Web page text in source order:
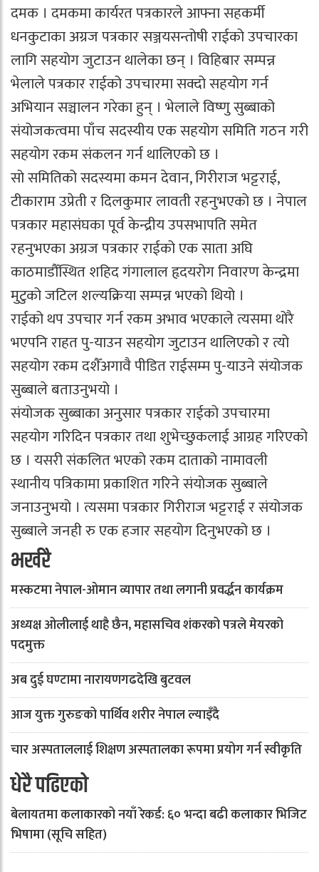
दमक । दमकमा कार्यरत पत्रकारले आफ्ना सहकर्मी
धनकुटाका अग्रज पत्रकार सञ्जयसन्तोषी राईको उपचारका
लागि सहयोग जुटाउन थालेका छन् । विहिबार सम्पन्न
भेलाले पत्रकार राईको उपचारमा सक्दो सहयोग गर्न
अभियान सञ्चालन गरेका हुन् । भेलाले विष्णु सुब्बाको
संयोजकत्वमा पाँच सदस्यीय एक सहयोग समिति गठन गरी
सहयोग रकम संकलन गर्न थालिएको छ ।
सो समितिको सदस्यमा कमन देवान, गिरीराज भट्टराई,
टीकाराम उप्रेती र दिलकुमार लावती रहनुभएको छ । नेपाल
पत्रकार महासंघका पूर्व केन्द्रीय उपसभापति समेत
रहनुभएका अग्रज पत्रकार राईको एक साता अघि
काठमाडौँस्थित शहिद गंगालाल हृदयरोग निवारण केन्द्रमा
मुटुको जटिल शल्यक्रिया सम्पन्न भएको थियो ।
राईको थप उपचार गर्न रकम अभाव भएकाले त्यसमा थोरै
भएपनि राहत पु-याउन सहयोग जुटाउन थालिएको र त्यो
सहयोग रकम दशैँअगावै पीडित राईसम्म पु-याउने संयोजक
सुब्बाले बताउनुभयो ।
संयोजक सुब्बाका अनुसार पत्रकार राईको उपचारमा
सहयोग गरिदिन पत्रकार तथा शुभेच्छुकलाई आग्रह गरिएको
छ । यसरी संकलित भएको रकम दाताको नामावली
स्थानीय पत्रिकामा प्रकाशित गरिने संयोजक सुब्बाले
जनाउनुभयो । त्यसमा पत्रकार गिरीराज भट्टराई र संयोजक
सुब्बाले जनही रु एक हजार सहयोग दिनुभएको छ ।
भर्खरै
मस्कटमा नेपाल-ओमान व्यापार तथा लगानी प्रवर्द्धन कार्यक्रम
अध्यक्ष ओलीलाई थाहै छैन, महासचिव शंकरको पत्रले मेयरको
पदमुक्त
अब दुई घण्टामा नारायणगढदेखि बुटवल
आज युक्त गुरुङको पार्थिव शरीर नेपाल ल्याइँदै
चार अस्पताललाई शिक्षण अस्पतालका रूपमा प्रयोग गर्न स्वीकृति
धेरै पढिएको
बेलायतमा कलाकारको नयाँ रेकर्ड: ६० भन्दा बढी कलाकार भिजिट
भिषामा (सूचि सहित)